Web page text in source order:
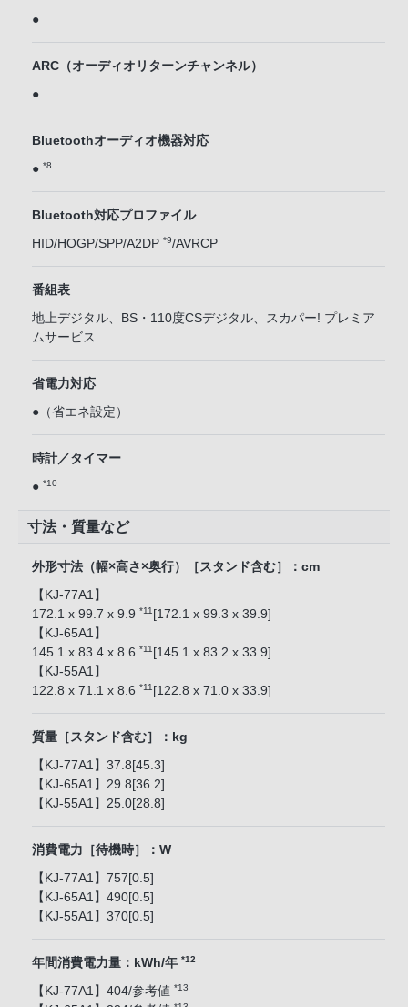
●
ARC（オーディオリターンチャンネル）
●
Bluetoothオーディオ機器対応
● *8
Bluetooth対応プロファイル
HID/HOGP/SPP/A2DP *9/AVRCP
番組表
地上デジタル、BS・110度CSデジタル、スカパー! プレミア
ムサービス
省電力対応
●（省エネ設定）
時計／タイマー
● *10
寸法・質量など
外形寸法（幅×高さ×奥行）［スタンド含む］：cm
【KJ-77A1】
172.1 x 99.7 x 9.9 *11 [172.1 x 99.3 x 39.9]
【KJ-65A1】
145.1 x 83.4 x 8.6 *11 [145.1 x 83.2 x 33.9]
【KJ-55A1】
122.8 x 71.1 x 8.6 *11 [122.8 x 71.0 x 33.9]
質量［スタンド含む］：kg
【KJ-77A1】37.8[45.3]
【KJ-65A1】29.8[36.2]
【KJ-55A1】25.0[28.8]
消費電力［待機時］：W
【KJ-77A1】757[0.5]
【KJ-65A1】490[0.5]
【KJ-55A1】370[0.5]
年間消費電力量：kWh/年 *12
【KJ-77A1】404/参考値 *13